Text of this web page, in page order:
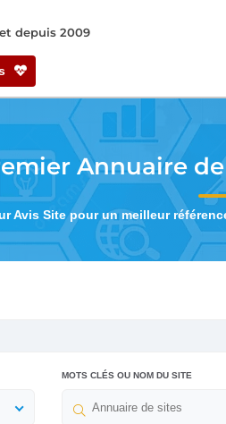
depuis 2009
Annuaire
Avis Site pour un meilleur
MOTS CLÉS OU NOM DU SITE